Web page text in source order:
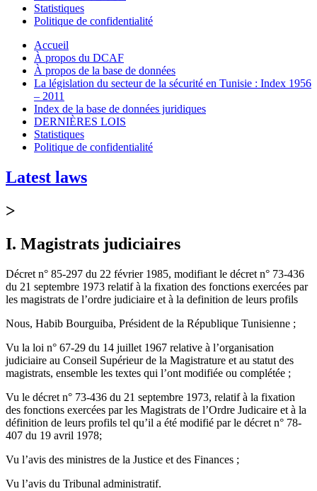
Statistiques
Politique de confidentialité
Accueil
À propos du DCAF
À propos de la base de données
La législation du secteur de la sécurité en Tunisie : Index 1956
– 2011
Index de la base de données juridiques
DERNIÈRES LOIS
Statistiques
Politique de confidentialité
Latest laws
>
I. Magistrats judiciaires
Décret n° 85-297 du 22 février 1985, modifiant le décret n° 73-436
du 21 septembre 1973 relatif à la fixation des fonctions exercées par
les magistrats de l’ordre judiciaire et à la definition de leurs profils
Nous, Habib Bourguiba, Président de la République Tunisienne ;
Vu la loi n° 67-29 du 14 juillet 1967 relative à l’organisation
judiciaire au Conseil Supérieur de la Magistrature et au statut des
magistrats, ensemble les textes qui l’ont modifiée ou complétée ;
Vu le décret n° 73-436 du 21 septembre 1973, relatif à la fixation
des fonctions exercées par les Magistrats de l’Ordre Judicaire et à la
définition de leurs profils tel qu’il a été modifié par le décret n° 78-
407 du 19 avril 1978;
Vu l’avis des ministres de la Justice et des Finances ;
Vu l’avis du Tribunal administratif.